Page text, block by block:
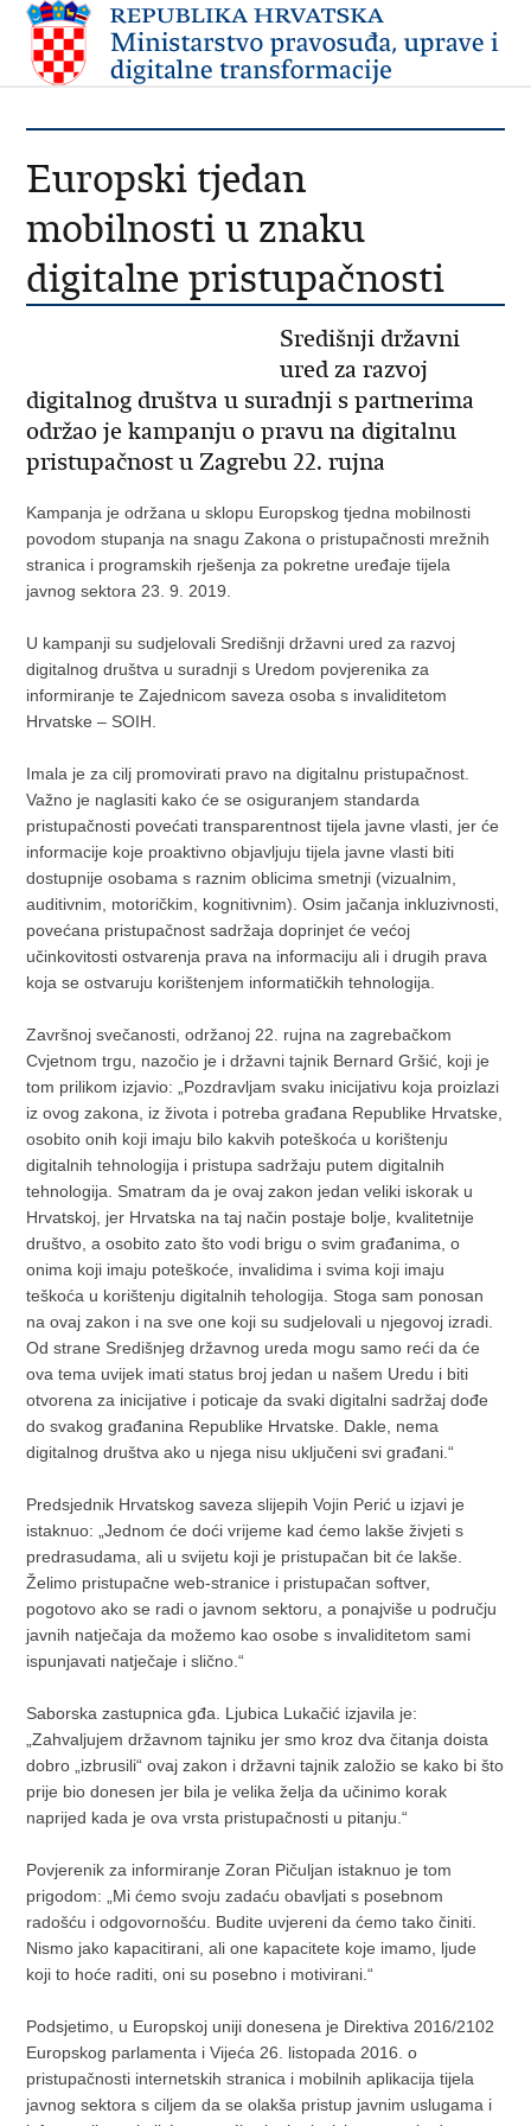
Europski tjedan
mobilnosti u znaku
digitalne pristupačnosti
Središnji državni
ured za razvoj
digitalnog društva u suradnji s partnerima
održao je kampanju o pravu na digitalnu
pristupačnost u Zagrebu 22. rujna
Kampanja je održana u sklopu Europskog tjedna mobilnosti
povodom stupanja na snagu Zakona o pristupačnosti mrežnih
stranica i programskih rješenja za pokretne uređaje tijela
javnog sektora 23. 9. 2019.
U kampanji su sudjelovali Središnji državni ured za razvoj
digitalnog društva u suradnji s Uredom povjerenika za
informiranje te Zajednicom saveza osoba s invaliditetom
Hrvatske – SOIH.
Imala je za cilj promovirati pravo na digitalnu pristupačnost.
Važno je naglasiti kako će se osiguranjem standarda
pristupačnosti povećati transparentnost tijela javne vlasti, jer će
informacije koje proaktivno objavljuju tijela javne vlasti biti
dostupnije osobama s raznim oblicima smetnji (vizualnim,
auditivnim, motoričkim, kognitivnim). Osim jačanja inkluzivnosti,
povećana pristupačnost sadržaja doprinjet će većoj
učinkovitosti ostvarenja prava na informaciju ali i drugih prava
koja se ostvaruju korištenjem informatičkih tehnologija.
Završnoj svečanosti, održanoj 22. rujna na zagrebačkom
Cvjetnom trgu, nazočio je i državni tajnik Bernard Gršić, koji je
tom prilikom izjavio: „Pozdravljam svaku inicijativu koja proizlazi
iz ovog zakona, iz života i potreba građana Republike Hrvatske,
osobito onih koji imaju bilo kakvih poteškoća u korištenju
digitalnih tehnologija i pristupa sadržaju putem digitalnih
tehnologija. Smatram da je ovaj zakon jedan veliki iskorak u
Hrvatskoj, jer Hrvatska na taj način postaje bolje, kvalitetnije
društvo, a osobito zato što vodi brigu o svim građanima, o
onima koji imaju poteškoće, invalidima i svima koji imaju
teškoća u korištenju digitalnih tehologija. Stoga sam ponosan
na ovaj zakon i na sve one koji su sudjelovali u njegovoj izradi.
Od strane Središnjeg državnog ureda mogu samo reći da će
ova tema uvijek imati status broj jedan u našem Uredu i biti
otvorena za inicijative i poticaje da svaki digitalni sadržaj dođe
do svakog građanina Republike Hrvatske. Dakle, nema
digitalnog društva ako u njega nisu uključeni svi građani.“
Predsjednik Hrvatskog saveza slijepih Vojin Perić u izjavi je
istaknuo: „Jednom će doći vrijeme kad ćemo lakše živjeti s
predrasudama, ali u svijetu koji je pristupačan bit će lakše.
Želimo pristupačne web-stranice i pristupačan softver,
pogotovo ako se radi o javnom sektoru, a ponajviše u području
javnih natječaja da možemo kao osobe s invaliditetom sami
ispunjavati natječaje i slično.“
Saborska zastupnica gđa. Ljubica Lukačić izjavila je:
„Zahvaljujem državnom tajniku jer smo kroz dva čitanja doista
dobro „izbrusili“ ovaj zakon i državni tajnik založio se kako bi što
prije bio donesen jer bila je velika želja da učinimo korak
naprijed kada je ova vrsta pristupačnosti u pitanju.“
Povjerenik za informiranje Zoran Pičuljan istaknuo je tom
prigodom: „Mi ćemo svoju zadaću obavljati s posebnom
radošću i odgovornošću. Budite uvjereni da ćemo tako činiti.
Nismo jako kapacitirani, ali one kapacitete koje imamo, ljude
koji to hoće raditi, oni su posebno i motivirani.“
Podsjetimo, u Europskoj uniji donesena je Direktiva 2016/2102
Europskog parlamenta i Vijeća 26. listopada 2016. o
pristupačnosti internetskih stranica i mobilnih aplikacija tijela
javnog sektora s ciljem da se olakša pristup javnim uslugama i